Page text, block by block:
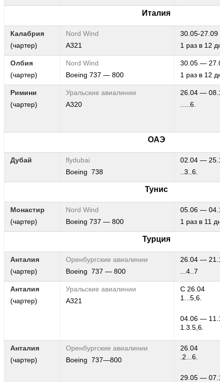
Италия
Калабрия
(чартер)
Nord Wind
А321
30.05-27.09
1 раз в 12
Олбия
(чартер)
Nord Wind
Boeing 737 — 800
30.05 —
1 раз в 12
Римини
(чартер)
Уральские авиалинии
А320
26.04 —
.....6.
ОАЭ
Дубай
flydubai
Boeing 738
02.04 —
..3..6.
Тунис
Монастир
(чартер)
Nord Wind
Boeing 737 — 800
05.06 —
1 раз в 11
Турция
Анталия
(чартер)
Оренбургские авиалинии
Boeing 737 — 800
26.04 —
...4..7
Анталия
(чартер)
Уральские авиалинии
А321
С 26.04
1...5,6.
04.06 —
1.3.5,6.
Анталия
(чартер)
Оренбургские авиалинии
Boeing 737—800
26.04
.2...6.
29.05 —